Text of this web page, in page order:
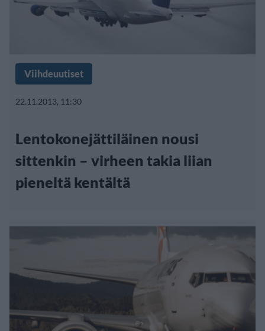
Viihdeuutiset
22.11.2013, 11:30
Lentokonejättiläinen nousi
sittenkin – virheen takia liian
pieneltä kentältä